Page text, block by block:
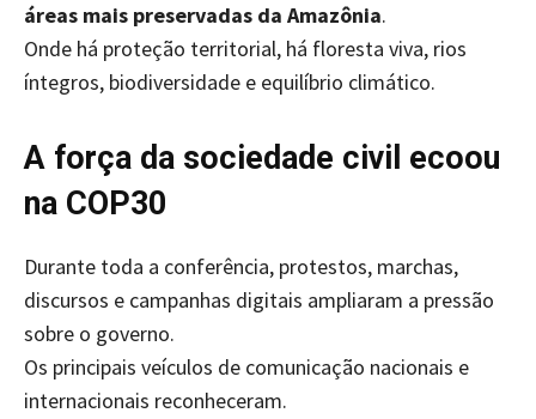
áreas mais preservadas da Amazônia.
Onde há proteção territorial, há floresta viva, rios
íntegros, biodiversidade e equilíbrio climático.
A força da sociedade civil ecoou
na COP30
Durante toda a conferência, protestos, marchas,
discursos e campanhas digitais ampliaram a pressão
sobre o governo.
Os principais veículos de comunicação nacionais e
internacionais reconheceram.